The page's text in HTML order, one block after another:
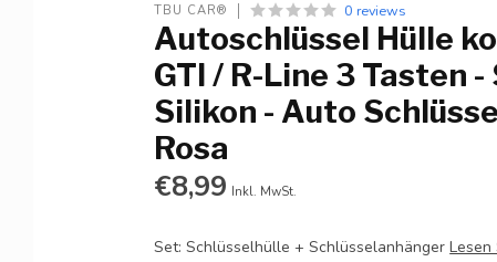
TBU CAR® 0 reviews
Autoschlüssel Hülle
GTI / R-Line 3 Tasten
Silikon - Auto
Rosa
€8,99 Inkl. MwSt.
Set: Schlüsselhülle + SchlüsselanhängerLesen